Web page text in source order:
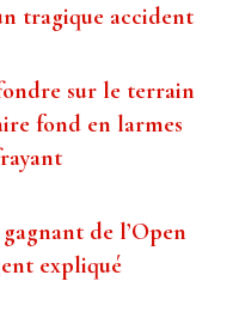
tragique accident
sur le terrain
fond en larmes
de l’Open
expliqué